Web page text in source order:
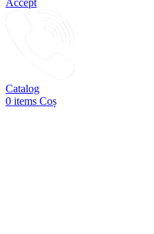
Catalog
0 items Coș